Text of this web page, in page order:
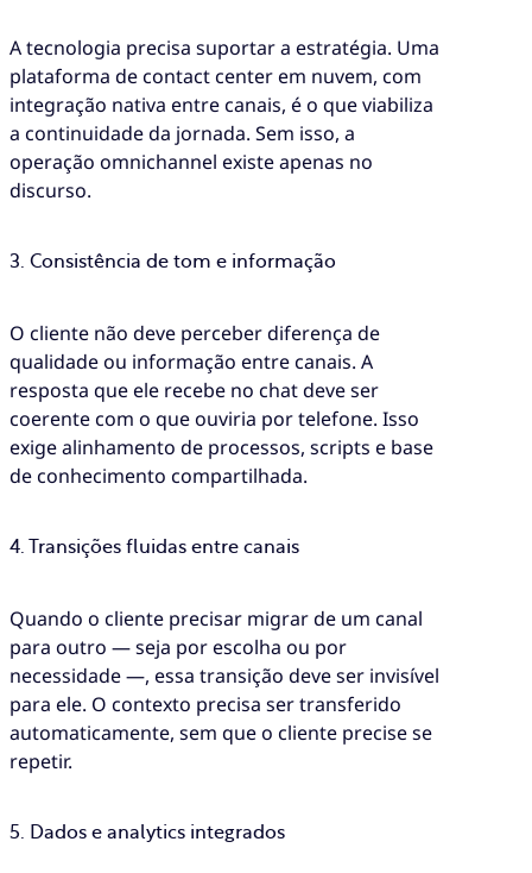
A tecnologia precisa suportar a estratégia. Uma
plataforma de contact center em nuvem, com
integração nativa entre canais, é o que viabiliza
a continuidade da jornada. Sem isso, a
operação omnichannel existe apenas no
discurso.
3. Consistência de tom e informação
O cliente não deve perceber diferença de
qualidade ou informação entre canais. A
resposta que ele recebe no chat deve ser
coerente com o que ouviria por telefone. Isso
exige alinhamento de processos, scripts e base
de conhecimento compartilhada.
4. Transições fluidas entre canais
Quando o cliente precisar migrar de um canal
para outro — seja por escolha ou por
necessidade —, essa transição deve ser invisível
para ele. O contexto precisa ser transferido
automaticamente, sem que o cliente precise se
repetir.
5. Dados e analytics integrados